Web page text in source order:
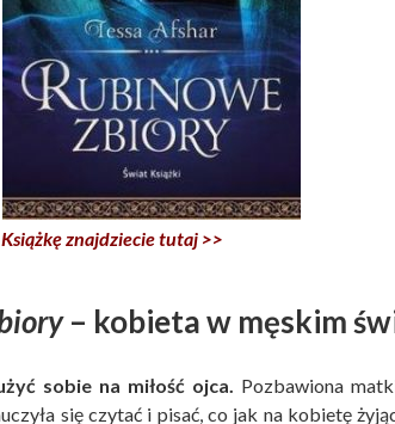
Książkę znajdziecie tutaj >>
– kobieta w męskim
sobie na miłość ojca.
Pozbawiona
się czytać i pisać, co jak na kobietę